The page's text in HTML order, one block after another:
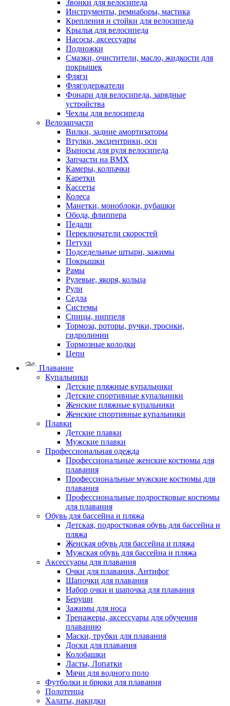
Звонки для велосипеда
Инструменты, ремнаборы, мастика
Крепления и стойки для велосипеда
Крылья для велосипеда
Насосы, аксессуары
Подножки
Смазки, очистители, масло, жидкости для
покрышек
Фляги
Флягодержатели
Фонари для велосипеда, зарядные
устройства
Чехлы для велосипеда
Велозапчасти
Вилки, задние амортизаторы
Втулки, эксцентрики, оси
Выносы для руля велосипеда
Запчасти на BMX
Камеры, колпачки
Каретки
Кассеты
Колеса
Манетки, моноблоки, рубашки
Обода, флиппера
Педали
Переключатели скоростей
Петухи
Подседельные штыри, зажимы
Покрышки
Рамы
Рулевые, якоря, кольца
Рули
Седла
Системы
Спицы, ниппеля
Тормоза, роторы, ручки, тросики,
гидролинии
Тормозные колодки
Цепи
Плавание
Купальники
Детские пляжные купальники
Детские спортивные купальники
Женские пляжные купальники
Женские спортивные купальники
Плавки
Детские плавки
Мужские плавки
Профессиональная одежда
Профессиональные женские костюмы для
плавания
Профессиональные мужские костюмы для
плавания
Профессиональные подростковые костюмы
для плавания
Обувь для бассейна и пляжа
Детская, подростковая обувь для бассейна и
пляжа
Женская обувь для бассейна и пляжа
Мужская обувь для бассейна и пляжа
Аксессуары для плавания
Очки для плавания, Антифог
Шапочки для плавания
Набор очки и шапочка для плавания
Беруши
Зажимы для носа
Тренажеры, аксессуары для обучения
плаванию
Маски, трубки для плавания
Доски для плавания
Колобашки
Ласты, Лопатки
Мячи для водного поло
Футболки и брюки для плавания
Полотенца
Халаты, накидки